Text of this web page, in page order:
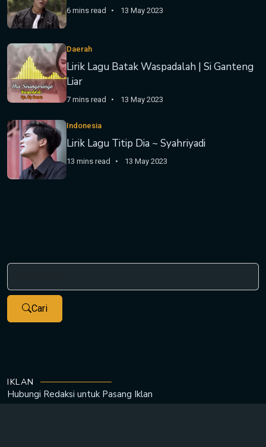
6 mins read 13 May 2023
Daerah
Lirik Lagu Batak Waspadalah | Si Ganteng
Liar
7 mins read 13 May 2023
Indonesia
Lirik Lagu Titip Dia ~ Syahriyadi
13 mins read 13 May 2023
Cari
IKLAN
Hubungi Redaksi untuk Pasang Iklan